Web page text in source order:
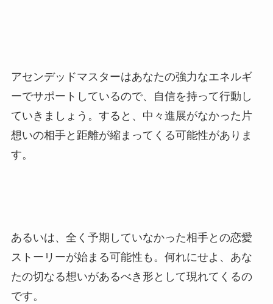
アセンデッドマスターはあなたの強力なエネルギ
ーでサポートしているので、自信を持って行動し
ていきましょう。すると、中々進展がなかった片
想いの相手と距離が縮まってくる可能性がありま
す。
あるいは、全く予期していなかった相手との恋愛
ストーリーが始まる可能性も。何れにせよ、あな
たの切なる想いがあるべき形として現れてくるの
です。